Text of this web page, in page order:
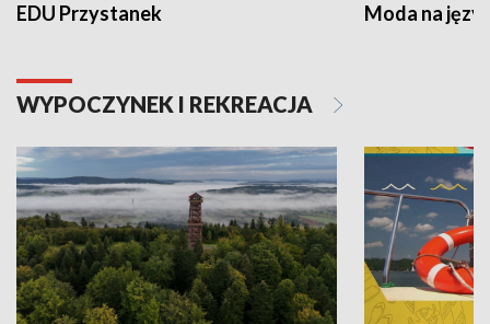
EDU Przystanek Moda na
WYPOCZYNEK I REKREACJA